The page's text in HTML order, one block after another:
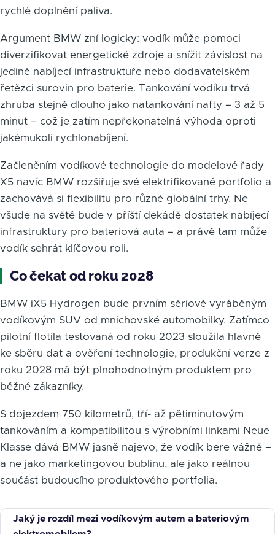
rychlé doplnění paliva.
Argument BMW zní logicky: vodík může pomoci
diverzifikovat energetické zdroje a snížit závislost na
jediné nabíjecí infrastruktuře nebo dodavatelském
řetězci surovin pro baterie. Tankování vodíku trvá
zhruba stejně dlouho jako natankování nafty – 3 až 5
minut – což je zatím nepřekonatelná výhoda oproti
jakémukoli rychlonabíjení.
Začleněním vodíkové technologie do modelové řady
X5 navíc BMW rozšiřuje své elektrifikované portfolio a
zachovává si flexibilitu pro různé globální trhy. Ne
všude na světě bude v příští dekádě dostatek nabíjecí
infrastruktury pro bateriová auta – a právě tam může
vodík sehrát klíčovou roli.
Co čekat od roku 2028
BMW iX5 Hydrogen bude prvním sériově vyráběným
vodíkovým SUV od mnichovské automobilky. Zatímco
pilotní flotila testovaná od roku 2023 sloužila hlavně
ke sběru dat a ověření technologie, produkční verze z
roku 2028 má být plnohodnotným produktem pro
běžné zákazníky.
S dojezdem 750 kilometrů, tří- až pětiminutovým
tankováním a kompatibilitou s výrobními linkami Neue
Klasse dává BMW jasně najevo, že vodík bere vážně –
a ne jako marketingovou bublinu, ale jako reálnou
součást budoucího produktového portfolia.
Jaký je rozdíl mezi vodíkovým autem a bateriovým